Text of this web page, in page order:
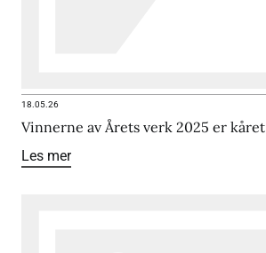
18.05.26
Vinnerne av Årets verk 2025 er kåret
Les mer